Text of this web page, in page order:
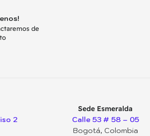
de
2
Sede Esmeralda
Calle 53 # 58 – 05
Bogotá, Colombia